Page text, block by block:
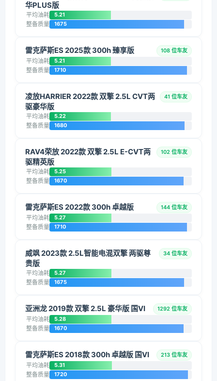
华PLUS版
平均油耗 5.21
整备质量 1675
雷克萨斯ES 2025款 300h 臻享版 108 位车友
平均油耗 5.21
整备质量 1710
凌放HARRIER 2022款 双擎 2.5L CVT两
驱豪华版
41 位车友
平均油耗 5.22
整备质量 1680
RAV4荣放 2022款 双擎 2.5L E-CVT两
驱精英版
102 位车友
平均油耗 5.25
整备质量 1670
雷克萨斯ES 2022款 300h 卓越版 144 位车友
平均油耗 5.27
整备质量 1710
威飒 2023款 2.5L智能电混双擎 两驱尊
贵版
34 位车友
平均油耗 5.27
整备质量 1675
亚洲龙 2019款 双擎 2.5L 豪华版 国VI 1292 位车友
平均油耗 5.28
整备质量 1670
雷克萨斯ES 2018款 300h 卓越版 国VI 213 位车友
平均油耗 5.31
整备质量 1720